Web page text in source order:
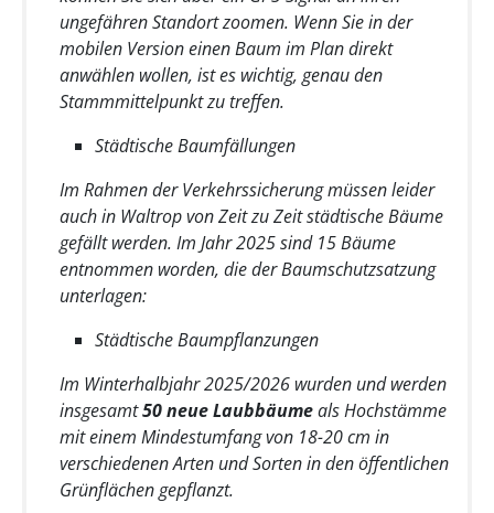
ungefähren Standort zoomen. Wenn Sie in der
mobilen Version einen Baum im Plan direkt
anwählen wollen, ist es wichtig, genau den
Stammmittelpunkt zu treffen.
Städtische Baumfällungen
Im Rahmen der Verkehrssicherung müssen leider
auch in Waltrop von Zeit zu Zeit städtische Bäume
gefällt werden. Im Jahr 2025 sind 15 Bäume
entnommen worden, die der Baumschutzsatzung
unterlagen:
Städtische Baumpflanzungen
Im Winterhalbjahr 2025/2026 wurden und werden
insgesamt50 neue Laubbäumeals Hochstämme
mit einem Mindestumfang von 18-20 cm in
verschiedenen Arten und Sorten in den öffentlichen
Grünflächen gepflanzt.